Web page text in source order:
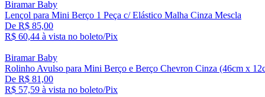
Biramar Baby
Lençol para Mini Berço 1 Peça c/ Elástico Malha Cinza Mescla
De R$ 85,00
R$ 60,44 à vista no boleto/Pix
Biramar Baby
Rolinho Avulso para Mini Berço e Berço Chevron Cinza (46cm x
De R$ 81,00
R$ 57,59 à vista no boleto/Pix